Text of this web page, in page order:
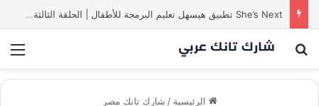
She’s Next تطبيق هيسهل تعليم البرمجة للأطفال | الحلقة الثالثة من
بحث عن
الرئيسية / شارك تانك مصر